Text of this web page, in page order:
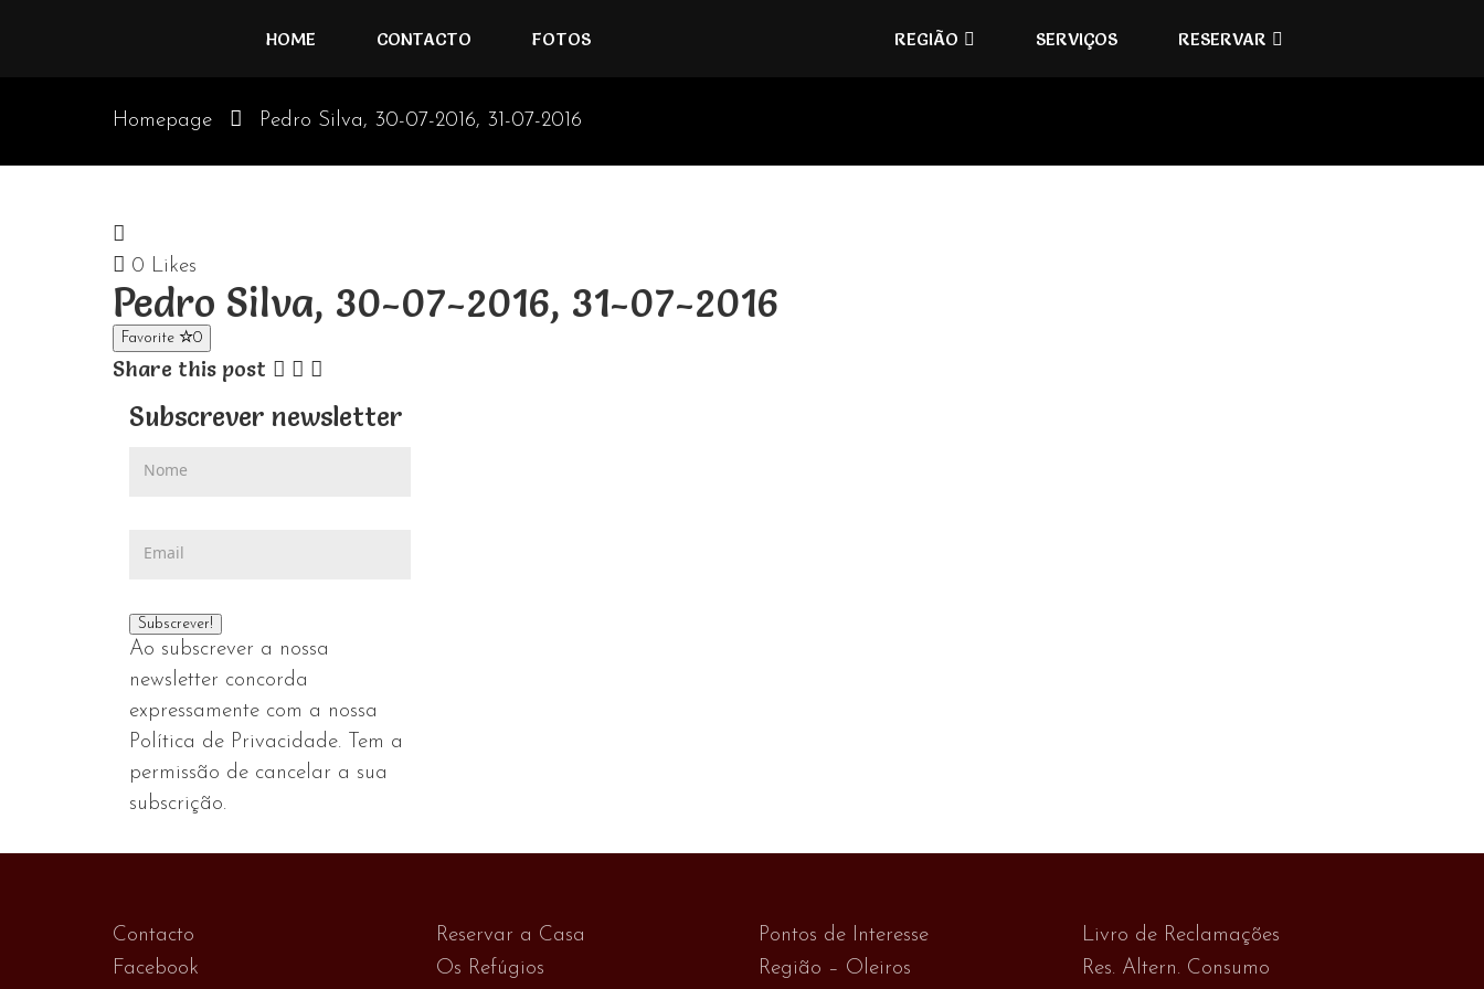
HOME CONTACTO FOTOS REGIÃO SERVIÇOS RESERVAR
Homepage Pedro Silva, 30-07-2016, 31-07-2016
0 Likes
Pedro Silva, 30-07-2016, 31-07-2016
Favorite 0
Share this post
Subscrever newsletter
Ao subscrever a nossa
newsletter concorda
expressamente com a nossa
Política de Privacidade. Tem a
permissão de cancelar a sua
subscrição.
Contacto
Facebook
Reservar a Casa
Os Refúgios
Pontos de Interesse
Região – Oleiros
Livro de Reclamações
Res. Altern. Consumo